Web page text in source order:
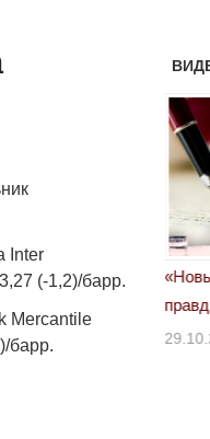
Inter
(-1,2)/барр.
Mercantile
барр.
в Жанаозене.
с